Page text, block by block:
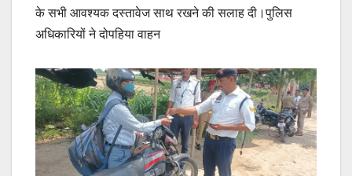
के सभी आवश्यक दस्तावेज साथ रखने की सलाह दी।पुलिस
अधिकारियों ने दोपहिया वाहन